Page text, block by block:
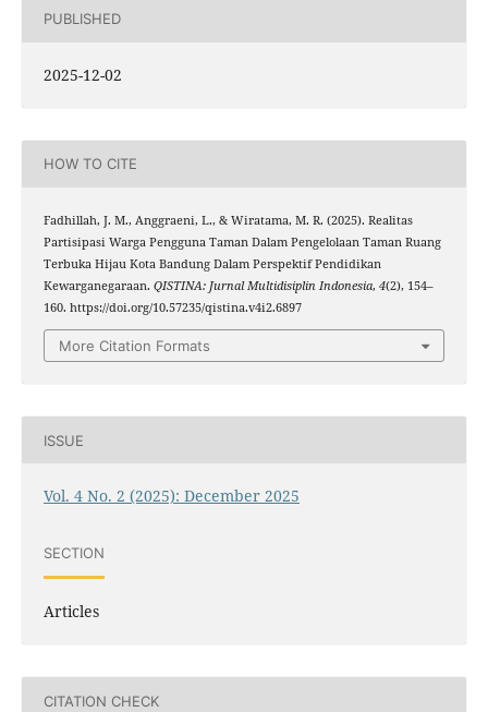
PUBLISHED
2025-12-02
HOW TO CITE
Fadhillah, J. M., Anggraeni, L., & Wiratama, M. R. (2025). Realitas
Partisipasi Warga Pengguna Taman Dalam Pengelolaan Taman Ruang
Terbuka Hijau Kota Bandung Dalam Perspektif Pendidikan
Kewarganegaraan. QISTINA: Jurnal Multidisiplin Indonesia, 4(2), 154–
160. https://doi.org/10.57235/qistina.v4i2.6897
More Citation Formats
ISSUE
Vol. 4 No. 2 (2025): December 2025
SECTION
Articles
CITATION CHECK